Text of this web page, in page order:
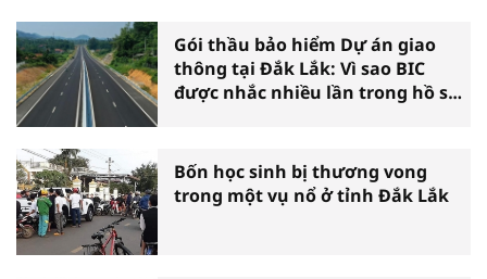
Gói thầu bảo hiểm Dự án giao
thông tại Đắk Lắk: Vì sao BIC
được nhắc nhiều lần trong hồ sơ
Bốn học sinh bị thương vong
trong một vụ nổ ở tỉnh Đắk Lắk